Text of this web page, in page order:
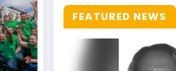
FEATURED NEWS